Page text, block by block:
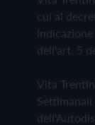
cui al
dell'art. 5
Vita